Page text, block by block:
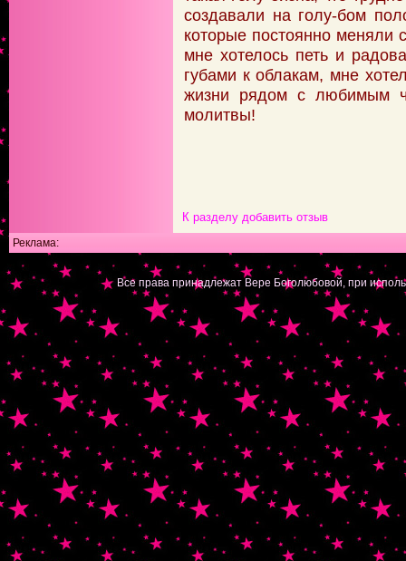
создавали на голу-бом
которые постоянно меняли
мне хотелось петь и
губами к облакам, мне
жизни рядом с любимым
молитвы!
К разделу добавить отзыв
Реклама:
|
Все права принадлежат Вере Боголюбовой, при